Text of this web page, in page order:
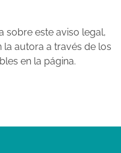
sobre este aviso legal,
autora a través de los
en la página.